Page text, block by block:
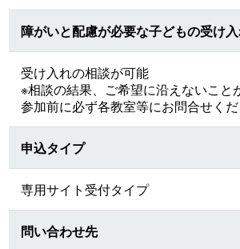
障がいと配慮が必要な子どもの受け
受け入れの相談が可能
※相談の結果、ご希望に沿えないこと
参加前に必ず各教室等にお問合せくだ
申込タイプ
専用サイト受付タイプ
問い合わせ先